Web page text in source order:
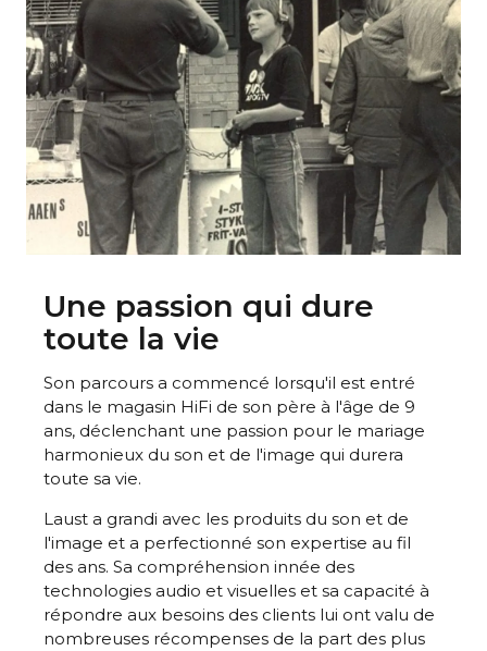
Une passion qui dure
toute la vie
Son parcours a commencé lorsqu'il est entré
dans le magasin HiFi de son père à l'âge de 9
ans, déclenchant une passion pour le mariage
harmonieux du son et de l'image qui durera
toute sa vie.
Laust a grandi avec les produits du son et de
l'image et a perfectionné son expertise au fil
des ans. Sa compréhension innée des
technologies audio et visuelles et sa capacité à
répondre aux besoins des clients lui ont valu de
nombreuses récompenses de la part des plus